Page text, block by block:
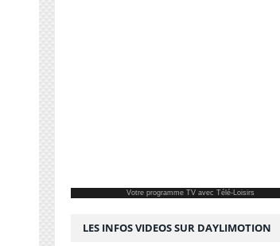
Votre programme TVavec Télé-Loisirs
LES INFOS VIDEOS SUR DAYLIMOTION